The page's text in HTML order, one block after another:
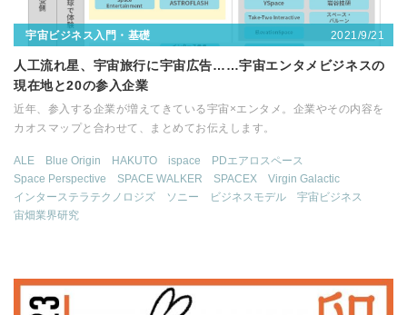
宇宙ビジネス入門・基礎 2021/9/21
人工流れ星、宇宙旅行に宇宙広告……宇宙エンタメビジネスの
現在地と20の参入企業
近年、参入する企業が増えてきている宇宙×エンタメ。企業やその内容を
カオスマップと合わせて、まとめてお伝えします。
ALE Blue Origin HAKUTO ispace
PDエアロスペース
Space Perspective
SPACE WALKER SPACEX
Virgin Galactic
インターステラテクノロジズ
ソニー ビジネスモデル
宇宙ビジネス
宙畑業界研究